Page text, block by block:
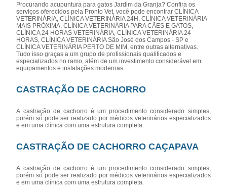
Procurando acupuntura para gatos Jardim da Granja? Confira os
serviços oferecidos pela Pronto Vet, você pode encontrar CLÍNICA
VETERINÁRIA, CLÍNICA VETERINÁRIA 24H, CLÍNICA VETERINÁRIA
MAIS PRÓXIMA, CLÍNICA VETERINÁRIA PARA CÃES E GATOS,
CLÍNICA 24 HORAS VETERINÁRIA, CLÍNICA VETERINÁRIA 24
HORAS, CLÍNICA VETERINÁRIA São José dos Campos - SP e
CLÍNICA VETERINÁRIA PERTO DE MIM, entre outras alternativas.
Tudo isso graças a um grupo de profissionais qualificados e
especializados no ramo, além de um investimento considerável em
equipamentos e instalações modernas.
CASTRAÇÃO DE CACHORRO
A castração de cachorro é um procedimento considerado simples,
porém só pode ser realizado por médicos veterinários especializados
e em uma clínica com uma estrutura completa.
CASTRAÇÃO DE CACHORRO CAÇAPAVA
A castração de cachorro é um procedimento considerado simples,
porém só pode ser realizado por médicos veterinários especializados
e em uma clínica com uma estrutura completa.